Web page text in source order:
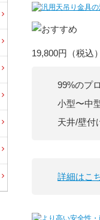
19,800円 （税込）
99%のプ
小型〜中
天井/壁付
詳細はこ